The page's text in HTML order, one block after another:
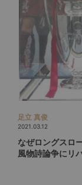
足立 真俊
2021.03.12
なぜロングスロ
風物詩論争にリ